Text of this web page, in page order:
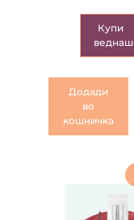
Купи
веднаш
Додади
во
кошничка